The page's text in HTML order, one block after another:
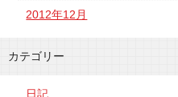
2012年12月
カテゴリー
日記